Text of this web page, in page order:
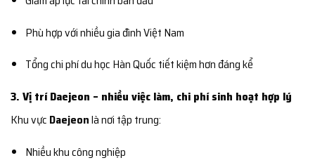
Phù hợp với nhiều gia đình Việt Nam
Tổng chi phí du học Hàn Quốc tiết kiệm hơn đáng kể
3. Vị trí Daejeon – nhiều việc làm, chi phí sinh hoạt hợp lý
Khu vực Daejeonlà nơi tập trung:
Nhiều khu công nghiệp